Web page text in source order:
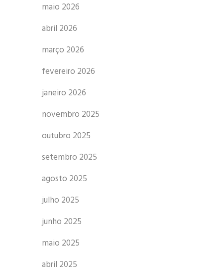
maio 2026
abril 2026
março 2026
fevereiro 2026
janeiro 2026
novembro 2025
outubro 2025
setembro 2025
agosto 2025
julho 2025
junho 2025
maio 2025
abril 2025